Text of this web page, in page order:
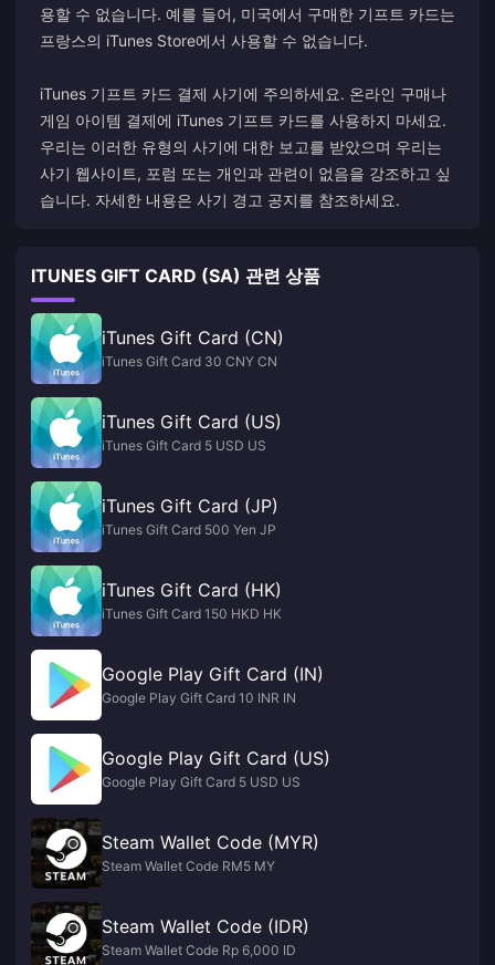
용할 수 없습니다. 예를 들어, 미국에서 구매한 기프트 카드는
프랑스의 iTunes Store에서 사용할 수 없습니다.
iTunes 기프트 카드 결제 사기에 주의하세요. 온라인 구매나
게임 아이템 결제에 iTunes 기프트 카드를 사용하지 마세요.
우리는 이러한 유형의 사기에 대한 보고를 받았으며 우리는
사기 웹사이트, 포럼 또는 개인과 관련이 없음을 강조하고 싶
습니다. 자세한 내용은 사기 경고 공지를 참조하세요.
ITUNES GIFT CARD (SA) 관련 상품
iTunes Gift Card (CN)
iTunes Gift Card 30 CNY CN
iTunes Gift Card (US)
iTunes Gift Card 5 USD US
iTunes Gift Card (JP)
iTunes Gift Card 500 Yen JP
iTunes Gift Card (HK)
iTunes Gift Card 150 HKD HK
Google Play Gift Card (IN)
Google Play Gift Card 10 INR IN
Google Play Gift Card (US)
Google Play Gift Card 5 USD US
Steam Wallet Code (MYR)
Steam Wallet Code RM5 MY
Steam Wallet Code (IDR)
Steam Wallet Code Rp 6,000 ID